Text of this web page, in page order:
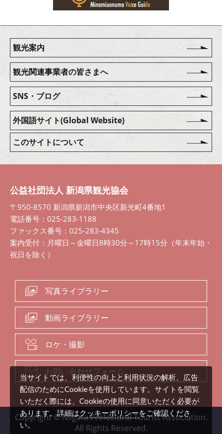
観光案内
観光関連事業者の皆さまへ
SNS・ブログ
外国語サイト(Global Website)
このサイトについて
公益社団法人 新潟県観光協会
〒950-8570 新潟県新潟市中央区新光町4番地1
電話番号：025-283-1188
ファックス番号：025-283-4345
案内受付：月曜日～金曜日8時30分～17時15分（年末年始・
祝日を除く）
写真ライブラリー
動画ライブラリー
ロケ・撮影
お問い合わせフォーム
Copyright © Niigata Prefectural Tourist Association.
All Rights Reserved.
当サイトでは、利便性の向上と利用状況の解析、広告
配信のためにCookieを使用しています。サイトを閲覧
いただく際には、Cookieの使用に同意いただく必要が
あります。詳細はクッキーポリシーをご確認くださ
い。